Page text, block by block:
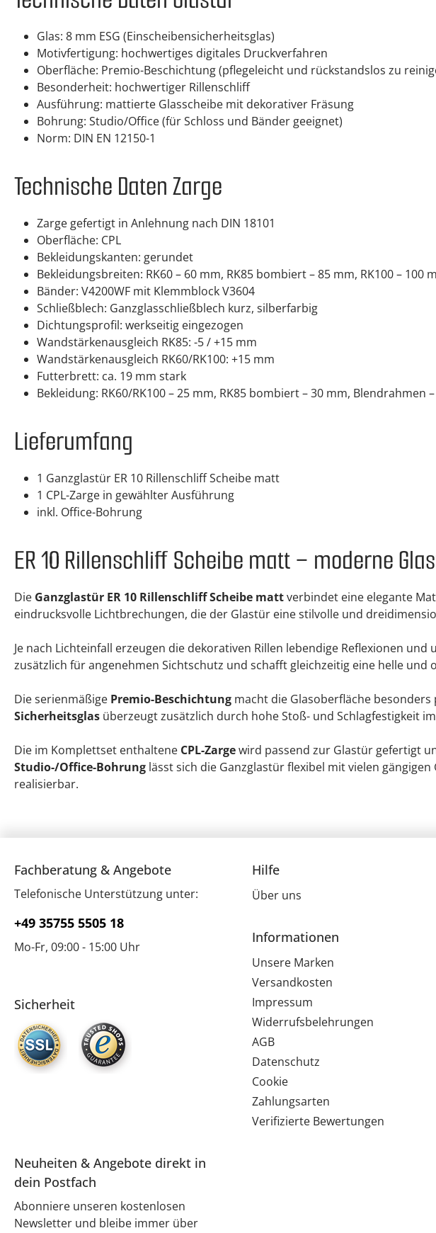
Glas: 8 mm ESG (Einscheibensicherheitsglas)
Motivfertigung: hochwertiges digitales Druckverfahren
Oberfläche: Premio-Beschichtung (pflegeleicht und rückstandslos zu
Besonderheit: hochwertiger Rillenschliff
Ausführung: mattierte Glasscheibe mit dekorativer Fräsung
Bohrung: Studio/Office (für Schloss und Bänder geeignet)
Norm: DIN EN 12150-1
Technische Daten Zarge
Zarge gefertigt in Anlehnung nach DIN 18101
Oberfläche: CPL
Bekleidungskanten: gerundet
Bekleidungsbreiten: RK60 – 60 mm, RK85 bombiert – 85 mm, RK100 – 100
Bänder: V4200WF mit Klemmblock V3604
Schließblech: Ganzglasschließblech kurz, silberfarbig
Dichtungsprofil: werkseitig eingezogen
Wandstärkenausgleich RK85: -5 / +15 mm
Wandstärkenausgleich RK60/RK100: +15 mm
Futterbrett: ca. 19 mm stark
Bekleidung: RK60/RK100 – 25 mm, RK85 bombiert – 30 mm, Blendrahmen
Lieferumfang
1 Ganzglastür ER 10 Rillenschliff Scheibe matt
1 CPL-Zarge in gewählter Ausführung
inkl. Office-Bohrung
ER 10 Rillenschliff Scheibe matt – moderne
Die Ganzglastür ER 10 Rillenschliff Scheibe mattverbindet eine elegante
eindrucksvolle Lichtbrechungen, die der Glastür eine stilvolle und
Je nach Lichteinfall erzeugen die dekorativen Rillen lebendige Reflexionen
zusätzlich für angenehmen Sichtschutz und schafft gleichzeitig eine helle und
Die serienmäßige Premio-Beschichtung macht die Glasoberfläche
Sicherheitsglas überzeugt zusätzlich durch hohe Stoß- und Schlagfestigkeit
Die im Komplettset enthaltene CPL-Zargewird passend zur Glastür gefertigt
Studio-/Office-Bohrung lässt sich die Ganzglastür flexibel mit vielen
realisierbar.
Fachberatung & Angebote
Telefonische Unterstützung unter:
+49 35755 5505 18
Mo-Fr, 09:00 - 15:00 Uhr
Sicherheit
Hilfe
Über uns
Informationen
Unsere Marken
Versandkosten
Impressum
Widerrufsbelehrungen
AGB
Datenschutz
Cookie
Zahlungsarten
Verifizierte Bewertungen
Neuheiten & Angebote direkt in
dein Postfach
Abonniere unseren kostenlosen
Newsletter und bleibe immer über